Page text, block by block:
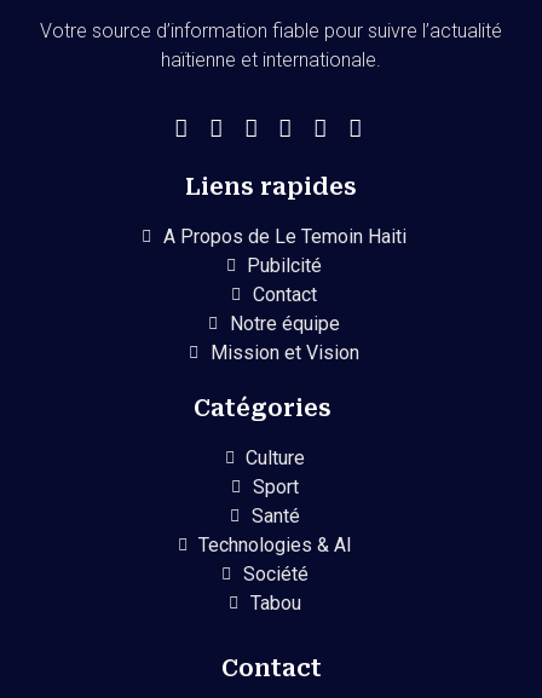
Votre source d’information fiable pour suivre l’actualité
haïtienne et internationale.
Liens rapides
A Propos de Le Temoin Haiti
Pubilcité
Contact
Notre équipe
Mission et Vision
Catégories
Culture
Sport
Santé
Technologies & AI
Société
Tabou
Contact